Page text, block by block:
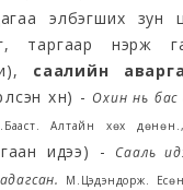
элбэгших зун
таргаар нэрж
саалийн аварга
хүн) - Охин нь бас
Алтайн хөх
идээ) - Сааль
М.Цэдэндорж. Есөн